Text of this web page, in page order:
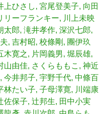
上ひさし 宮尾登美子 向田
リーフランキー
川上未映
太郎 滝井孝作 深沢七郎
吉村昭 校條剛
團伊玖
木寛之 片岡義男 堀辰雄
山由佳 さくらももこ
神近
今井邦子 宇野千代 中條百
林たい子 子母澤寛
川端康
佐保子 辻邦生
田中小実